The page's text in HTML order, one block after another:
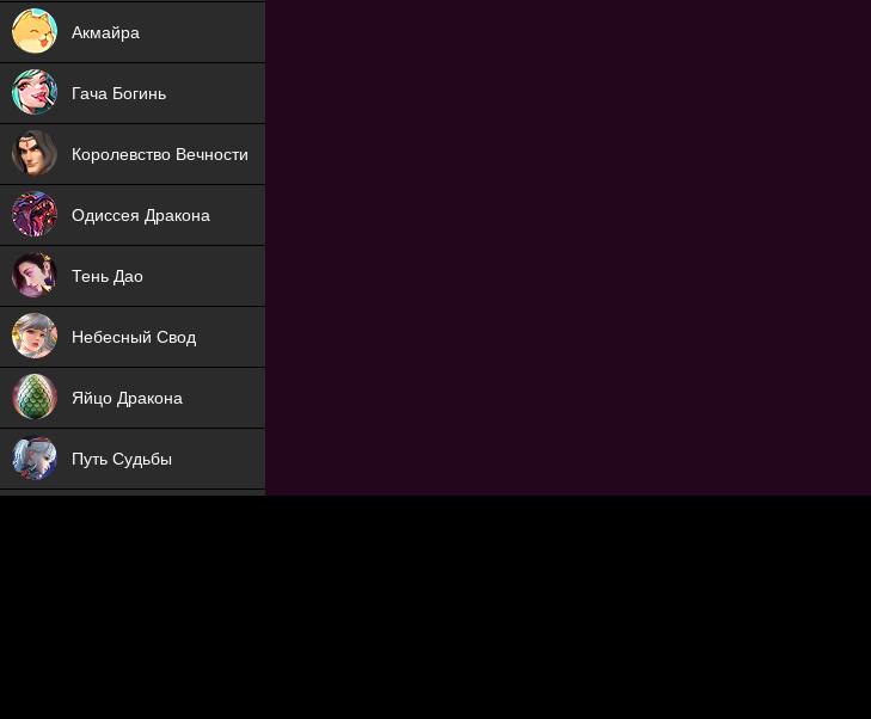
Акмайра
Гача Богинь
NEW
Королевство Вечности
NEW
Одиссея Дракона
NEW
Тень Дао
NEW
Небесный Свод
NEW
Яйцо Дракона
NEW
Путь Судьбы
NEW
ХИТ